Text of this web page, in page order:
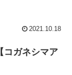
2021.10.18
コガネシマア